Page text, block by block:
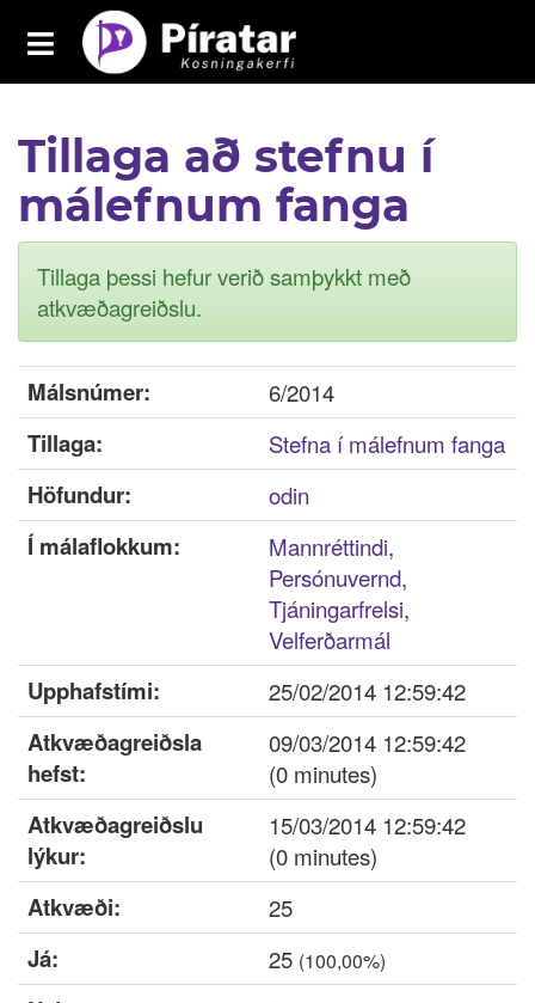
Toggle
navigation
Yfirlit
Mál
Kosningar
Málaflokkar
Samþykktir
Grasrótarinn
Fréttavefur
Aðildarfélög
Innskrá
Tillaga að stefnu í
málefnum fanga
Tillaga þessi hefur verið samþykkt með
atkvæðagreiðslu.
Málsnúmer: 6/2014
Tillaga: Stefna í málefnum fanga
Höfundur: odin
Í málaflokkum: Mannréttindi,
Persónuvernd,
Tjáningarfrelsi,
Velferðarmál
Upphafstími: 25/02/2014 12:59:42
Atkvæðagreiðsla
hefst:
09/03/2014 12:59:42
(0 minutes)
Atkvæðagreiðslu
lýkur:
15/03/2014 12:59:42
(0 minutes)
Atkvæði: 25
Já: 25 (100,00%)